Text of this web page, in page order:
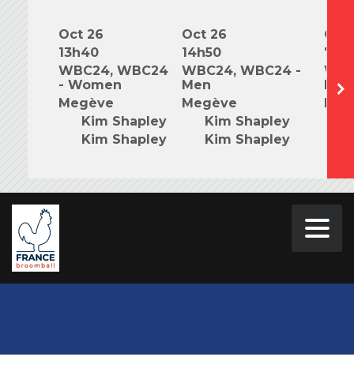
Oct 26
13h40
WBC24, WBC24
- Women
Megève
Kim Shapley
Kim Shapley
Oct 26
14h50
WBC24, WBC24 -
Men
Megève
Kim Shapley
Kim Shapley
Oct